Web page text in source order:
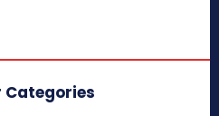
Categories